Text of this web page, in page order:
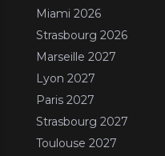
Miami 2026
Strasbourg 2026
Marseille 2027
Lyon 2027
Paris 2027
Strasbourg 2027
Toulouse 2027